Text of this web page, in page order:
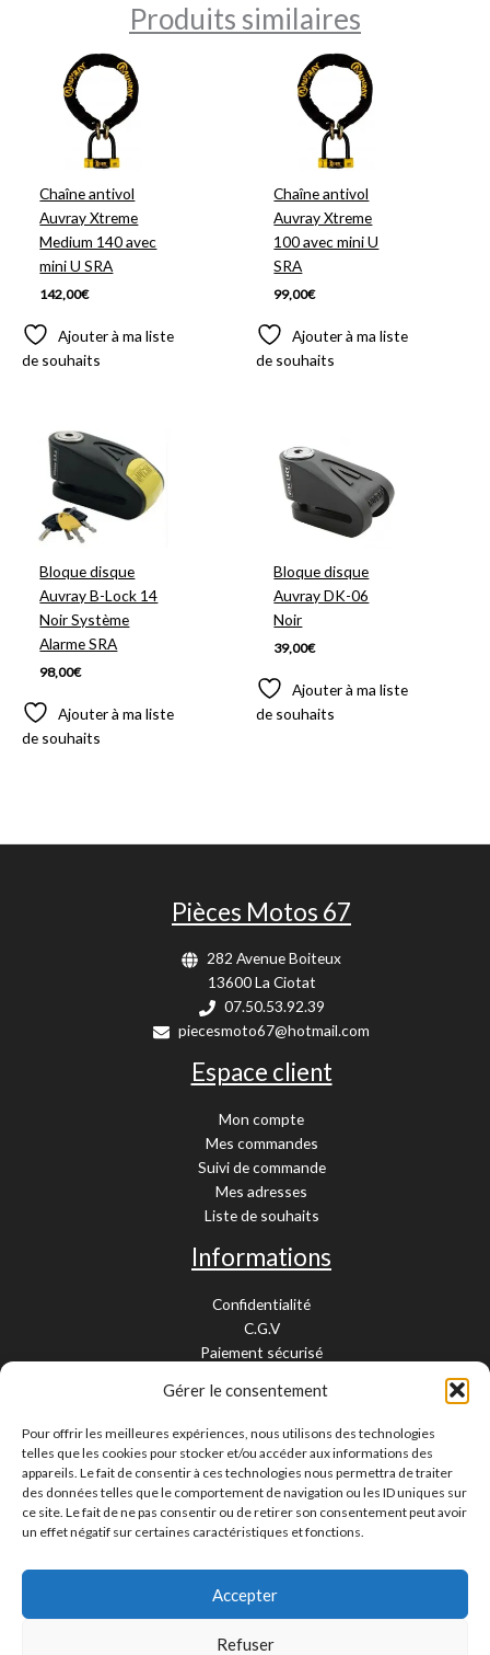
Gérer le consentement
Pour offrir les meilleures expériences, nous utilisons des technologies
telles que les cookies pour stocker et/ou accéder aux informations des
appareils. Le fait de consentir à ces technologies nous permettra de traiter
des données telles que le comportement de navigation ou les ID uniques sur
ce site. Le fait de ne pas consentir ou de retirer son consentement peut avoir
un effet négatif sur certaines caractéristiques et fonctions.
Accepter
Refuser
Produits similaires
Chaîne antivol
Auvray Xtreme
Medium 140 avec
mini U SRA
142,00€
Ajouter à ma liste
de souhaits
Chaîne antivol
Auvray Xtreme
100 avec mini U
SRA
99,00€
Ajouter à ma liste
de souhaits
Bloque disque
Auvray B-Lock 14
Noir Système
Alarme SRA
98,00€
Ajouter à ma liste
de souhaits
Bloque disque
Auvray DK-06
Noir
39,00€
Ajouter à ma liste
de souhaits
Pièces Motos 67
282 Avenue Boiteux
13600 La Ciotat
07.50.53.92.39
piecesmoto67@hotmail.com
Espace client
Mon compte
Mes commandes
Suivi de commande
Mes adresses
Liste de souhaits
Informations
Confidentialité
C.G.V
Paiement sécurisé
Livraison et retour
Mentions légales
Cookies
Contact
Paiement sécurisé
Livraison 24/48H et 10/15 jours